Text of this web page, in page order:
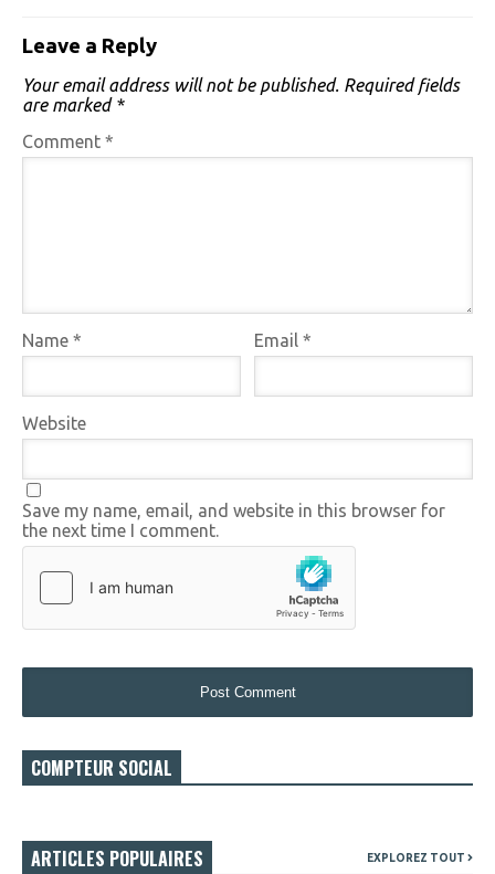
Leave a Reply
Your email address will not be published. Required fields
are marked *
Comment *
Name * Email*
Website
Save my name, email, and website in this browser for
the next time I comment.
COMPTEUR SOCIAL
ARTICLES POPULAIRES EXPLOREZ TOUT